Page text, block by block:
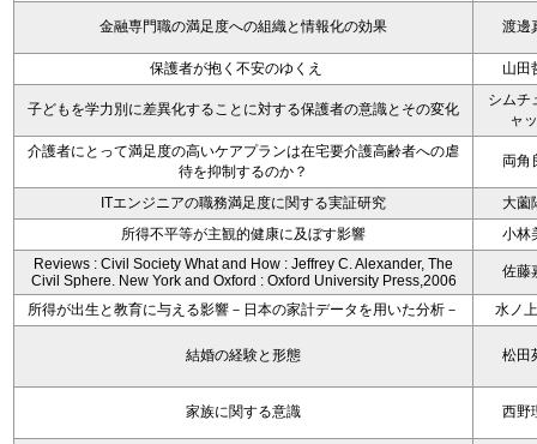
金融専門職の満足度への組織と情報化の効果 渡邊
保護者が抱く不安のゆくえ 山田
子どもを学力別に差異化することに対する保護者の意識とその変化
シムチ
ャ
介護者にとって満足度の高いケアプランは在宅要介護高齢者への虐
待を抑制するのか？
両角
ITエンジニアの職務満足度に関する実証研究
大薗
所得不平等が主観的健康に及ぼす影響
小林
Reviews : Civil Society What and How : Jeffrey C. Alexander, The
Civil Sphere. New York and Oxford : Oxford University Press,2006
佐藤
所得が出生と教育に与える影響－日本の家計データを用いた分析－ 水ノ
結婚の経験と形態 松田
家族に関する意識 西野